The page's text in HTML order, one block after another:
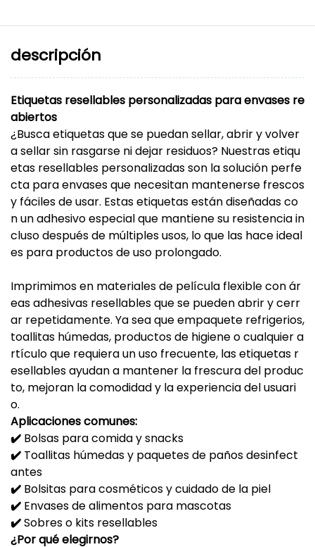
descripción
Etiquetas resellables personalizadas para envases re
abiertos
¿Busca etiquetas que se puedan sellar, abrir y volver
a sellar sin rasgarse ni dejar residuos? Nuestras etiqu
etas resellables personalizadas son la solución perfe
cta para envases que necesitan mantenerse frescos
y fáciles de usar. Estas etiquetas están diseñadas co
n un adhesivo especial que mantiene su resistencia in
cluso después de múltiples usos, lo que las hace ideal
es para productos de uso prolongado.
Imprimimos en materiales de película flexible con ár
eas adhesivas resellables que se pueden abrir y cerr
ar repetidamente. Ya sea que empaquete refrigerios,
toallitas húmedas, productos de higiene o cualquier a
rtículo que requiera un uso frecuente, las etiquetas r
esellables ayudan a mantener la frescura del produc
to, mejoran la comodidad y la experiencia del usuari
o.
Aplicaciones comunes:
✔️ Bolsas para comida y snacks
✔️ Toallitas húmedas y paquetes de paños desinfect
antes
✔️ Bolsitas para cosméticos y cuidado de la piel
✔️ Envases de alimentos para mascotas
✔️Sobres o kits resellables
¿Por qué elegirnos?